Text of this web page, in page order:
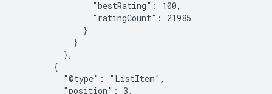
                "bestRating": 100,
                "ratingCount": 21985
              }
            }
          },
        {
          "@type": "ListItem",
          "position": 3,